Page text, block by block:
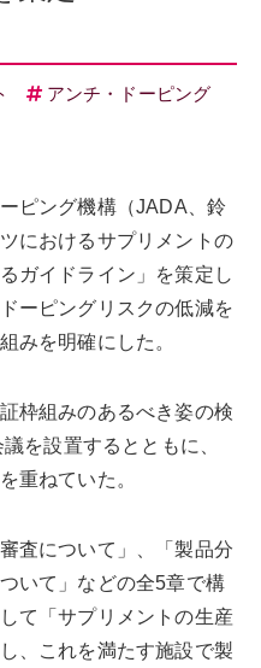
アンチ・ドーピング
ピング機構（JADA、鈴
におけるサプリメントの
ガイドライン」を策定し
ーピングリスクの低減を
みを明確にした。
枠組みのあるべき姿の検
を設置するとともに、
重ねていた。
査について」、「製品分
いて」などの全5章で構
て「サプリメントの生産
、これを満たす施設で製